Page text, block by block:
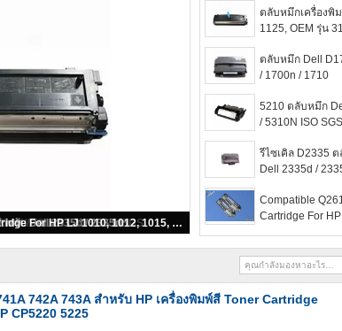
1125, OEM รุ่น 310-9319
ตลับหมึกเครื่องพิ
1125, OEM รุ่น
ตลับหมึก Dell
/ 1700n / 1710
5210 ตลับหมึก
/ 5310N ISO
รีไซเคิล D2335
Dell 2335d /
Compatible
Cartridge For
742A 743A สําหรับ HP เครื่องพิมพ์สี Toner Cartridge
CP5220 5225